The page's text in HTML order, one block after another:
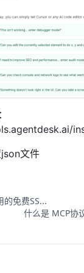
文件
免费SS...
什么是 MCP协